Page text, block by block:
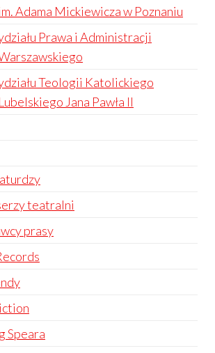
Adama Mickiewicza w Poznaniu
Prawa i Administracji
Teologii Katolickiego
Jana Pawła II
teatralni
prasy
Speara